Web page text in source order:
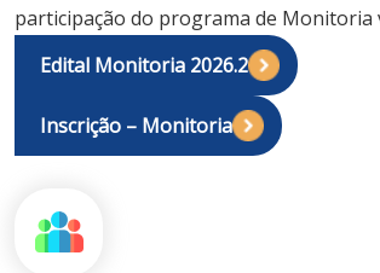
participação do programa de Monitoria
Edital Monitoria 2026.2
Inscrição – Monitoria